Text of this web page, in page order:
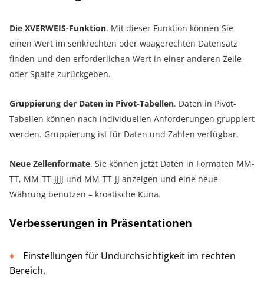
Die XVERWEIS-Funktion. Mit dieser Funktion können Sie
einen Wert im senkrechten oder waagerechten Datensatz
finden und den erforderlichen Wert in einer anderen Zeile
oder Spalte zurückgeben.
Gruppierung der Daten in Pivot-Tabellen. Daten in Pivot-
Tabellen können nach individuellen Anforderungen gruppiert
werden. Gruppierung ist für Daten und Zahlen verfügbar.
Neue Zellenformate. Sie können jetzt Daten in Formaten MM-
TT, MM-TT-JJJJ und MM-TT-JJ anzeigen und eine neue
Währung benutzen – kroatische Kuna.
Verbesserungen in Präsentationen
Einstellungen für Undurchsichtigkeit im rechten
Bereich.